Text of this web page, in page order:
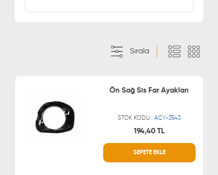
Sırala
Ön Sağ Sis Far Ayakları
STOK KODU :ACY-3543
194,40 TL
SEPETE EKLE
MÜŞTERİ HİZMETLERİ